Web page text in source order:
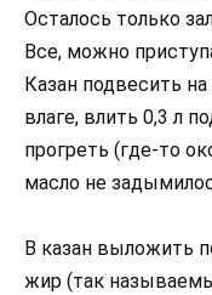
Осталось только
Все, можно
Казан подвесить
влаге, влить 0,3 л
прогреть (где-то
масло не
В казан выложить
жир (так